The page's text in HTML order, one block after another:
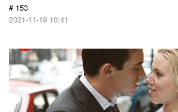
# 153
2021-11-19 10:41